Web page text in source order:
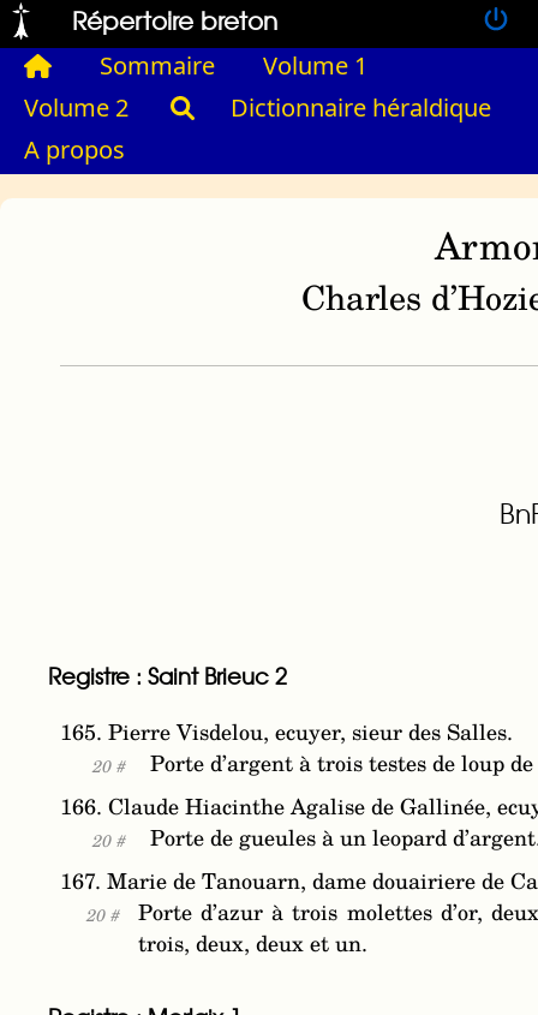
Répertoire breton
Sommaire
Volume 1
Volume 2
Dictionnaire héraldique
A propos
Charles
Registre : Saint Brieuc 2
165. Pierre Visdelou, ecuyer, sieur des Salles.
20 #
Porte d’argent à trois testes de loup
166. Claude Hiacinthe Agalise de Gallinée,
20 #
Porte de gueules à un leopard
167. Marie de Tanouarn, dame douairiere de
20 #
Porte d’azur à trois molettes d’or,
trois, deux, deux et un.